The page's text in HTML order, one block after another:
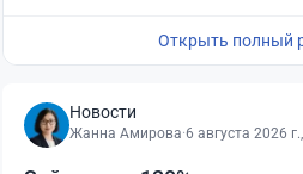
Открыть полный
Новости
Жанна Амирова·6 августа 2026